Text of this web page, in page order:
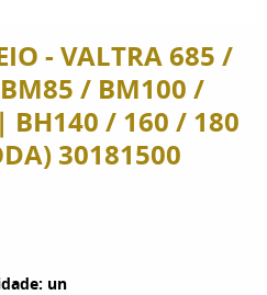
- VALTRA 685 /
/ BM100 /
BH140 / 160 / 180
30181500
un